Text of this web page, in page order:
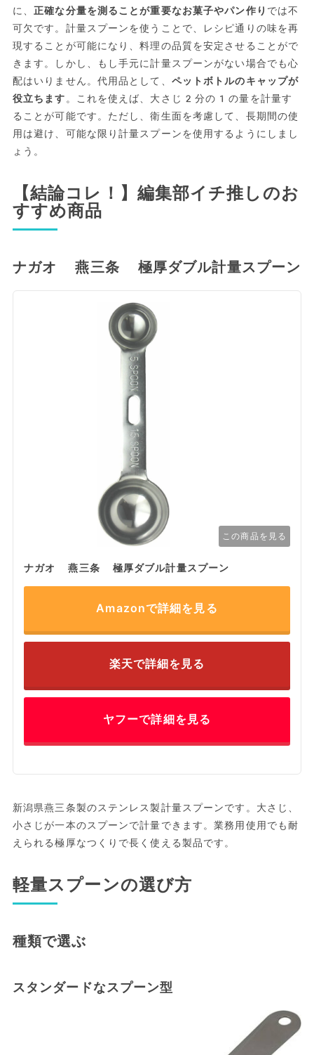
に、正確な分量を測ることが重要なお菓子やパン作り では不
可欠です。計量スプーンを使うことで、レシピ通りの味を再
現することが可能になり、料理の品質を安定させることがで
きます。しかし、もし手元に計量スプーンがない場合でも心
配はいりません。代用品として、 ペットボトルのキャップが
役立ちます。これを使えば、大さじ2分の1の量を計量す
ることが可能です。ただし、衛生面を考慮して、長期間の使
用は避け、可能な限り計量スプーンを使用するようにしまし
ょう。
【結論コレ！】編集部イチ推しのお
すすめ商品
ナガオ 燕三条 極厚ダブル計量スプーン
この商品を見る
ナガオ 燕三条 極厚ダブル計量スプーン
Amazonで詳細を見る
楽天で詳細を見る
ヤフーで詳細を見る
新潟県燕三条製のステンレス製計量スプーンです。大さじ、
小さじが一本のスプーンで計量できます。業務用使用でも耐
えられる極厚なつくりで長く使える製品です。
軽量スプーンの選び方
種類で選ぶ
スタンダードなスプーン型